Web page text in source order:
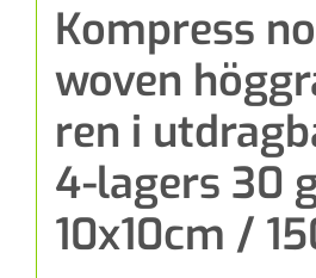
Kompress
woven
ren i
4-lagers 30
10x10cm /